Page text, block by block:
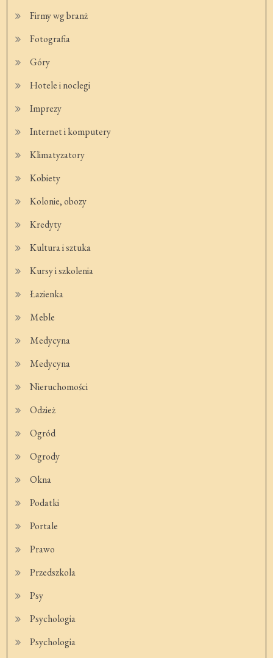
Firmy wg branż
Fotografia
Góry
Hotele i noclegi
Imprezy
Internet i komputery
Klimatyzatory
Kobiety
Kolonie, obozy
Kredyty
Kultura i sztuka
Kursy i szkolenia
Łazienka
Meble
Medycyna
Medycyna
Nieruchomości
Odzież
Ogród
Ogrody
Okna
Podatki
Portale
Prawo
Przedszkola
Psy
Psychologia
Psychologia